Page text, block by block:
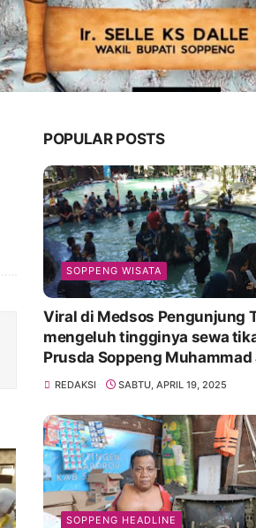
POPULAR POSTS
SOPPENG WISATA
Viral di Medsos Pengunjung
mengeluh tingginya sewa
Prusda Soppeng
kasih bu bantu Promosikan
REDAKSI SABTU, APRIL 19, 2025
SOPPENG HEADLINE